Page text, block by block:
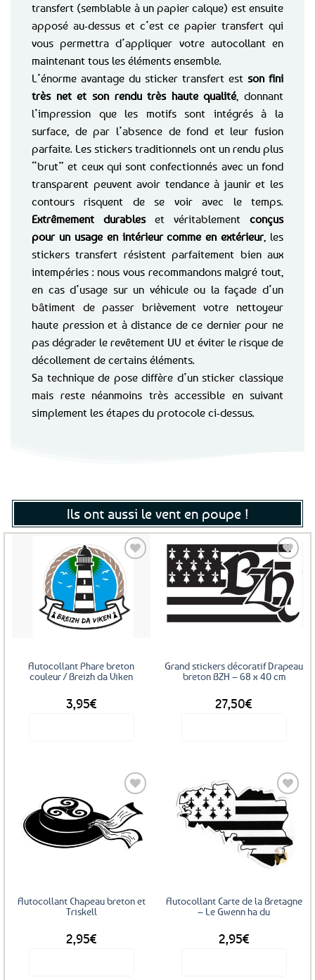
transfert (semblable à un papier calque) est ensuite
apposé au-dessus et c’est ce papier transfert qui
vous permettra d’appliquer votre autocollant en
maintenant tous les éléments ensemble.
L’énorme avantage du sticker transfert est son fini
très net et son rendu très haute qualité, donnant
l’impression que les motifs sont intégrés à la
surface, de par l’absence de fond et leur fusion
parfaite. Les stickers traditionnels ont un rendu plus
“brut” et ceux qui sont confectionnés avec un fond
transparent peuvent avoir tendance à jaunir et les
contours risquent de se voir avec le temps.
Extrêmement durableset véritablement conçus
pour un usage en intérieur comme en extérieur, les
stickers transfert résistent parfaitement bien aux
intempéries : nous vous recommandons malgré tout,
en cas d’usage sur un véhicule ou la façade d’un
bâtiment de passer brièvement votre nettoyeur
haute pression et à distance de ce dernier pour ne
pas dégrader le revêtement UV et éviter le risque de
décollement de certains éléments.
Sa technique de pose diffère d’un sticker classique
mais reste néanmoins très accessible en suivant
simplement les étapes du protocole ci-dessus.
Ils ont aussi le vent en poupe !
Ajouter
aux
favoris
Autocollant Phare breton
couleur / Breizh da Viken
3,95€
Ajouter
aux
favoris
Grand stickers décoratif Drapeau
breton BZH – 68 x 40 cm
27,50€
plusieurs
variations.
sur
Ajouter
aux
favoris
Autocollant Chapeau breton et
Triskell
2,95€
Ajouter
aux
favoris
Autocollant Carte de la Bretagne
– Le Gwenn ha du
2,95€